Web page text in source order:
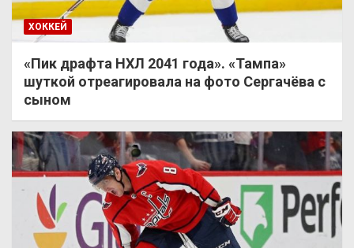
ХОККЕЙ
«Пик драфта НХЛ 2041 года». «Тампа»
шуткой отреагировала на фото Сергачёва с
сыном